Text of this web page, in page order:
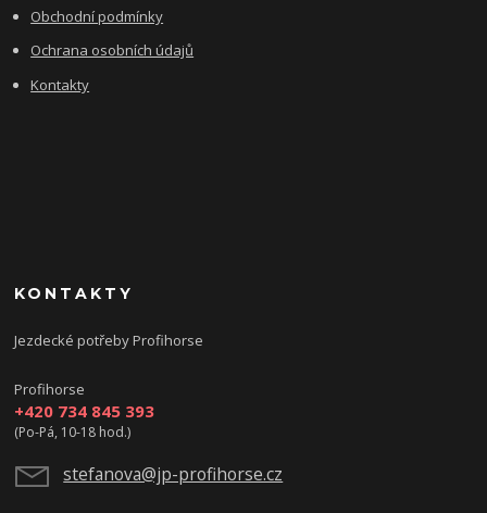
Obchodní podmínky
Ochrana osobních údajů
Kontakty
KONTAKTY
Jezdecké potřeby Profihorse
Profihorse
+420 734 845 393
(Po-Pá, 10-18 hod.)
stefanova@jp-profihorse.cz